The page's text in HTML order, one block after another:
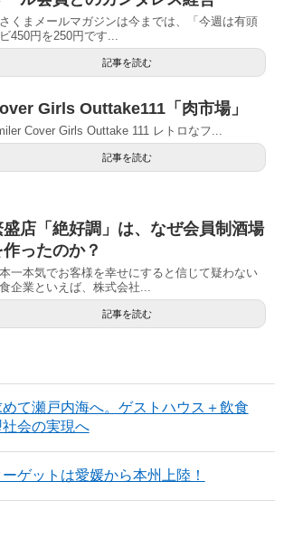
くまメールマガジンは今までは、「今週は有頭
450円を250円です...
記事を読む
Girls Outtake111「肉市場」
Cover Girls Outtake 111 レトロなフ...
記事を読む
盛店「絶好調」は、なぜ会員制酒場
作ったのか？
一本気でお客様を幸せにすると信じて疑わない
企業といえば、株式会社...
記事を読む
て瀬戸内海へ。ゲストハウス＋飲食
会の実現へ
ゲットは愛媛から本州上陸！